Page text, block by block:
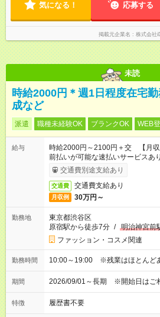
気になる！ 応募する
掲載元企業名 株式会社
未読
時給2000円＊週1日程度在宅
成など
派遣 職種未経験OK ブランクOK WEB
給与
時給2000円～2100円＋交 【月
前払いが可能な速払いサービスあり
交通費別途支給あり
交通費 交通費支給あり
月収例 30万円～
勤務地
東京都渋谷区
原宿駅から徒歩7分 / 明治神宮前
ファッション・コスメ関連
勤務時間 10:00～19:00 ※残業はほとんど
期間 2026/09/01～長期 ※開始日はご
特徴 履歴書不要